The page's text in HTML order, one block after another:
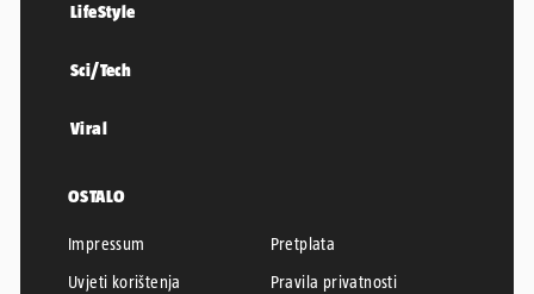
LifeStyle
Sci/Tech
Viral
OSTALO
Impressum
Pretplata
Uvjeti korištenja
Pravila privatnosti